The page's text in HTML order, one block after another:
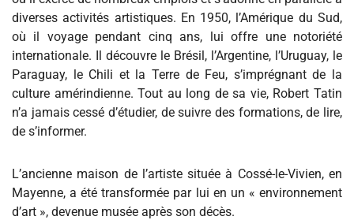
diverses activités artistiques. En 1950, l’Amérique du Sud,
où il voyage pendant cinq ans, lui offre une notoriété
internationale. Il découvre le Brésil, l’Argentine, l’Uruguay, le
Paraguay, le Chili et la Terre de Feu, s’imprégnant de la
culture amérindienne. Tout au long de sa vie, Robert Tatin
n’a jamais cessé d’étudier, de suivre des formations, de lire,
de s’informer.
L’ancienne maison de l’artiste située à Cossé-le-Vivien, en
Mayenne, a été transformée par lui en un « environnement
d’art », devenue musée après son décès.